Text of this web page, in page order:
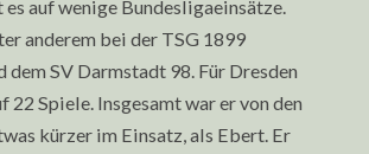
auf wenige Bundesligaeinsätze.
anderem bei der TSG 1899
dem SV Darmstadt 98. Für Dresden
22 Spiele. Insgesamt war er von den
kürzer im Einsatz, als Ebert. Er